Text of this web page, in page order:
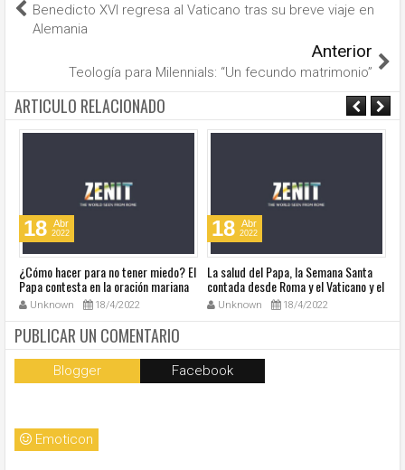
Benedicto XVI regresa al Vaticano tras su breve viaje en
Alemania
Anterior
Teología para Milennials: “Un fecundo matrimonio”
ARTICULO RELACIONADO
18 Abr
2022
¿Cómo hacer para no tener miedo? El
Papa contesta en la oración mariana
de este lunes en la Plaza de San
Pedro
Unknown 18/4/2022
18 Abr
2022
La salud del Papa, la Semana Santa
contada desde Roma y el Vaticano y el
resumen de noticias en audio
Unknown 18/4/2022
PUBLICAR UN COMENTARIO
Blogger Facebook
Emoticon